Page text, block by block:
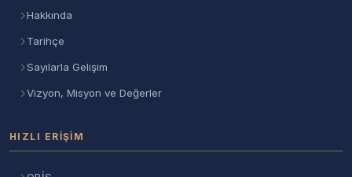
Hakkında
Tarihçe
Sayılarla Gelişim
Vizyon, Misyon ve Değerler
HIZLI ERIŞIM